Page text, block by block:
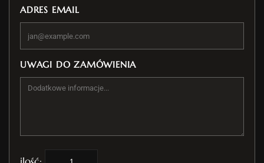
ADRES EMAIL
UWAGI DO ZAMÓWIENIA